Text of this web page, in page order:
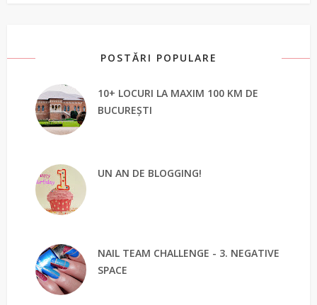
POSTĂRI POPULARE
10+ LOCURI LA MAXIM 100 KM DE
BUCUREȘTI
UN AN DE BLOGGING!
NAIL TEAM CHALLENGE - 3. NEGATIVE
SPACE